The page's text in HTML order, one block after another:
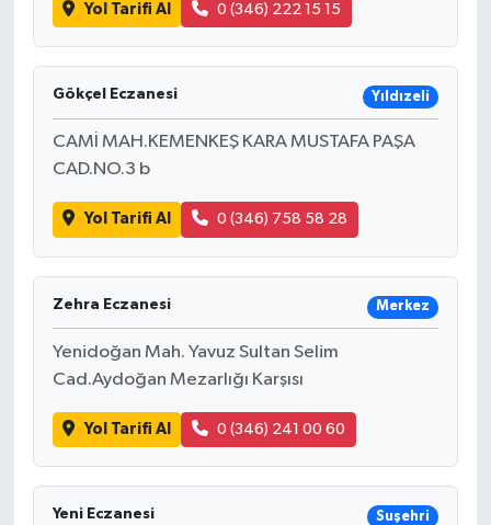
Yol Tarifi Al 0 (346) 222 15 15
Gökçel Eczanesi Yıldızeli
CAMİ MAH.KEMENKEŞ KARA MUSTAFA PAŞA
CAD.NO.3 b
Yol Tarifi Al 0 (346) 758 58 28
Zehra Eczanesi Merkez
Yenidoğan Mah. Yavuz Sultan Selim
Cad.Aydoğan Mezarlığı Karşısı
Yol Tarifi Al 0 (346) 241 00 60
Yeni Eczanesi Suşehri